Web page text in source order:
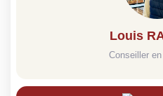
Louis
Conseiller